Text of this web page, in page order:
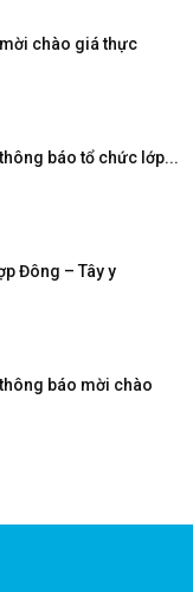
chào giá thực
báo tổ chức lớp...
Đông – Tây y
báo mời chào